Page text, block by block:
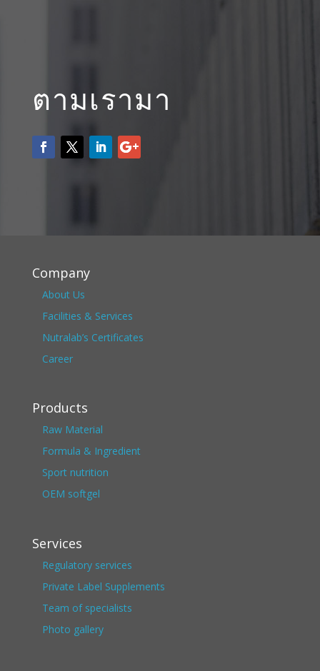
ตามเรามา
Company
About Us
Facilities & Services
Nutralab’s Certificates
Career
Products
Raw Material
Formula & Ingredient
Sport nutrition
OEM softgel
Services
Regulatory services
Private Label Supplements
Team of specialists
Photo gallery